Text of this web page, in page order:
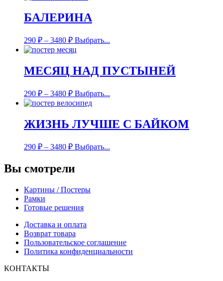
БАЛЕРИНА
290 ₽ – 3480 ₽ Выбрать...
МЕСЯЦ НАД ПУСТЫНЕЙ
290 ₽ – 3480 ₽ Выбрать...
ЖИЗНЬ ЛУЧШЕ С БАЙКОМ
290 ₽ – 3480 ₽ Выбрать...
Вы смотрели
Картины / Постеры
Рамки
Готовые решения
Доставка и оплата
Возврат товара
Пользовательское соглашение
Политика конфиденциальности
КОНТАКТЫ